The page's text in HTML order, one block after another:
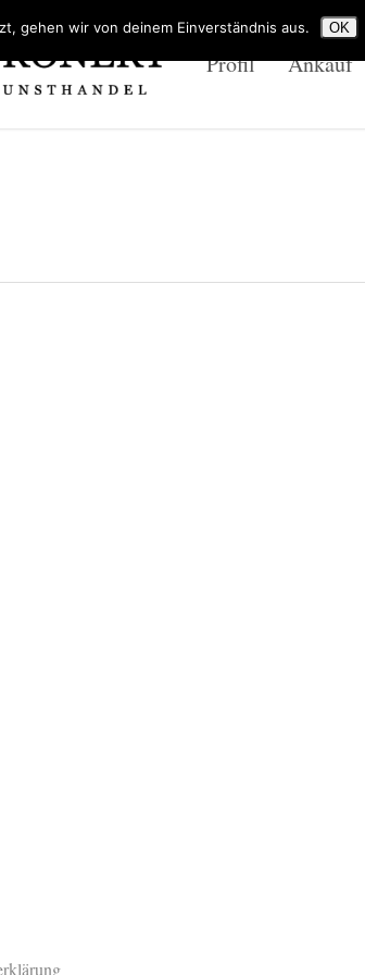
Profil Ankauf
gehen wir von deinem Einverständnis aus. OK